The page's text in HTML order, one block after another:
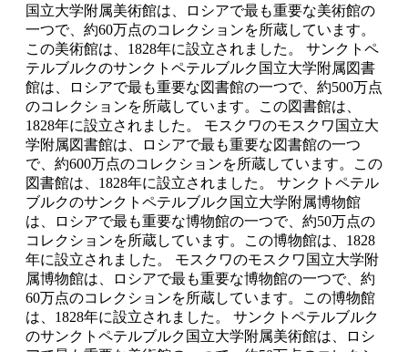
国立大学附属美術館は、ロシアで最も重要な美術館の
一つで、約60万点のコレクションを所蔵しています。
この美術館は、1828年に設立されました。 サンクトペ
テルブルクのサンクトペテルブルク国立大学附属図書
館は、ロシアで最も重要な図書館の一つで、約500万点
のコレクションを所蔵しています。この図書館は、
1828年に設立されました。 モスクワのモスクワ国立大
学附属図書館は、ロシアで最も重要な図書館の一つ
で、約600万点のコレクションを所蔵しています。この
図書館は、1828年に設立されました。 サンクトペテル
ブルクのサンクトペテルブルク国立大学附属博物館
は、ロシアで最も重要な博物館の一つで、約50万点の
コレクションを所蔵しています。この博物館は、1828
年に設立されました。 モスクワのモスクワ国立大学附
属博物館は、ロシアで最も重要な博物館の一つで、約
60万点のコレクションを所蔵しています。この博物館
は、1828年に設立されました。 サンクトペテルブルク
のサンクトペテルブルク国立大学附属美術館は、ロシ